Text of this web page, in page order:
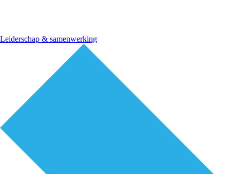
Leiderschap & samenwerking